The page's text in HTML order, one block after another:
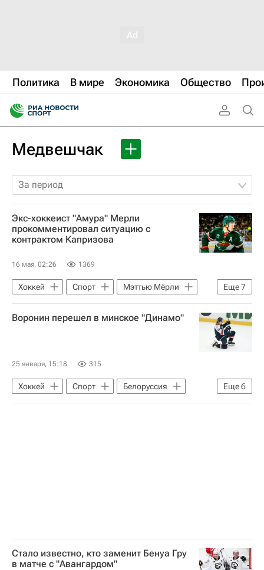
Политика В мире Экономика Общество
Медвешчак
За период
Экс-хоккеист "Амура" Мерли
прокомментировал ситуацию с
контрактом Капризова
16 мая, 02:26 1369
Еще7
Хоккей Спорт
Мэттью Мёрли
Амур
Кирилл Капризов
Колорадо Эвеланш
Сидни Кросби
Национальная хоккейная лига (НХЛ)
КХЛ 2025-2026
Воронин перешел в минское "Динамо"
25 января, 15:18 315
Еще6
Хоккей Спорт
Белоруссия
Александр Яценко
Кирилл Воронин
Стало известно, кто заменит Бенуа Гру
в матче с "Авангардом"